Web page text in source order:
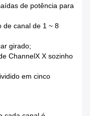
de potência para
de canal de 1 ~ 8
girado;
ChannelX X sozinho
em cinco